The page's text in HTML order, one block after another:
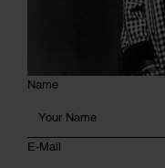
Name
E-Mail